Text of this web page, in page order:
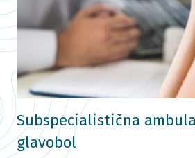
Subspecialistična
glavobol